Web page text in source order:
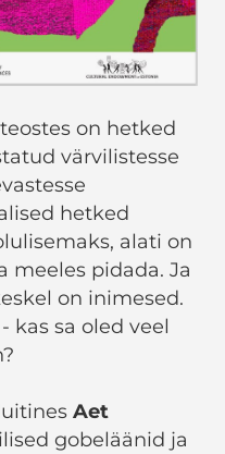
on hetked
värvilistesse
hetked
alati on
meeles pidada. Ja
on inimesed.
kas sa oled veel
Aet
gobeläänid ja